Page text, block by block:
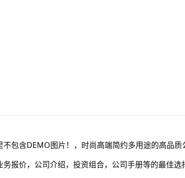
包含DEMO图片！，时尚高端简约多用途的高品
报价，公司介绍，投资组合，公司手册等的最佳